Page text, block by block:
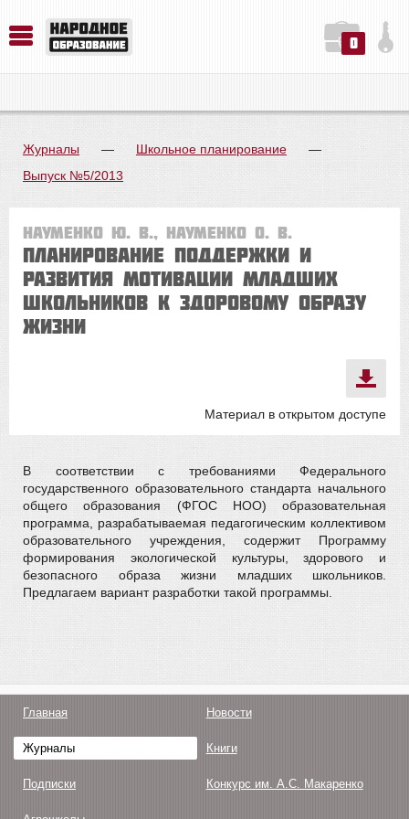
0
Журналы — Школьное планирование
—
Выпуск №5/2013
Науменко Ю. В., Науменко О. В.
Планирование поддержки и
развития мотивации младших
школьников к здоровому образу
жизни
Материал в открытом доступе
В соответствии с требованиями Федерального
государственного образовательного стандарта начального
общего образования (ФГОС НОО) образовательная
программа, разрабатываемая педагогическим коллективом
образовательного учреждения, содержит Программу
формирования экологической культуры, здорового и
безопасного образа жизни младших школьников.
Предлагаем вариант разработки такой программы.
Главная Новости
Журналы Книги
Подписки Конкурс им. А.С. Макаренко